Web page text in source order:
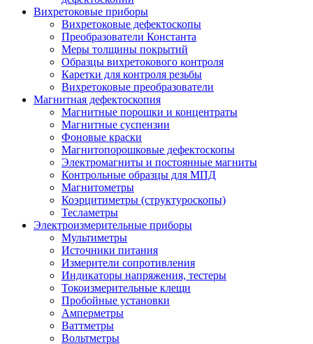
Вихретоковые приборы
Вихретоковые дефектоскопы
Преобразователи Константа
Меры толщины покрытий
Образцы вихретокового контроля
Каретки для контроля резьбы
Вихретоковые преобразователи
Магнитная дефектоскопия
Магнитные порошки и концентраты
Магнитные суспензии
Фоновые краски
Магнитопорошковые дефектоскопы
Электромагниты и постоянные магниты
Контрольные образцы для МПД
Магнитометры
Коэрцитиметры (структуроскопы)
Тесламетры
Электроизмерительные приборы
Мультиметры
Источники питания
Измерители сопротивления
Индикаторы напряжения, тестеры
Токоизмерительные клещи
Пробойные установки
Амперметры
Ваттметры
Вольтметры